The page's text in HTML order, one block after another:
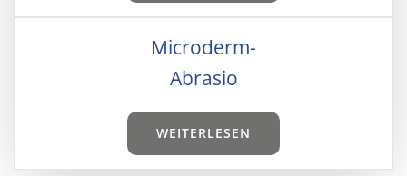
Micro­derm-
Abra­sio
WEI­TER­LE­SEN